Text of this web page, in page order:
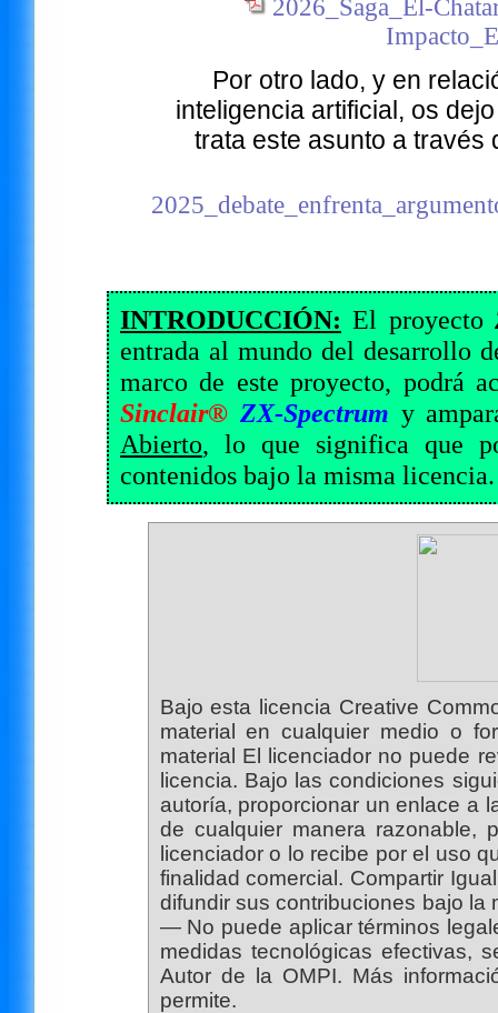
2026_Saga_El-
Por otro lado, y en
inteligencia artificial, os
trata este asunto a
INTRODUCCIÓN: El proyecto
entrada al mundo del desarrollo
marco de este proyecto, podrá
Sinclair® ZX-Spectrum y
Abierto, lo que significa que
contenidos bajo la misma licencia.
Bajo esta licencia Creative
material en cualquier medio o
material El licenciador no puede
licencia. Bajo las condiciones
autoría, proporcionar un enlace a
de cualquier manera
licenciador o lo recibe por el uso
finalidad comercial. Compartir
difundir sus contribuciones bajo la
— No puede aplicar términos
medidas tecnológicas efectivas,
Autor de la OMPI. Más
permite.